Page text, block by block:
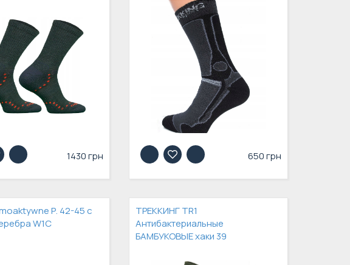
1430 грн 650 грн
Р. 42-45 с
W1C
ТРЕККИНГ TR1
Антибактериальные
БАМБУКОВЫЕ хаки 39